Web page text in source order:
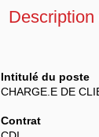
Intitulé du poste
CHARGE.E DE
Contrat